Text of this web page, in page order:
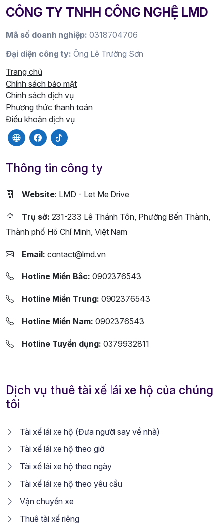
CÔNG TY TNHH CÔNG NGHỆ LMD
Mã số doanh nghiệp: 0318704706
Đại diện công ty: Ông Lê Trường Sơn
Trang chủ
Chính sách bảo mật
Chính sách dịch vụ
Phương thức thanh toán
Điều khoản dịch vụ
Thông tin công ty
Website: LMD - Let Me Drive
Trụ sở: 231-233 Lê Thánh Tôn, Phường Bến Thành,
Thành phố Hồ Chí Minh, Việt Nam
Email: contact@lmd.vn
Hotline Miền Bắc: 0902376543
Hotline Miền Trung: 0902376543
Hotline Miền Nam: 0902376543
Hotline Tuyển dụng: 0379932811
Dịch vụ thuê tài xế lái xe hộ của chúng
tôi
Tài xế lái xe hộ (Đưa người say về nhà)
Tài xế lái xe hộ theo giờ
Tài xế lái xe hộ theo ngày
Tài xế lái xe hộ theo yêu cầu
Vận chuyển xe
Thuê tài xế riêng